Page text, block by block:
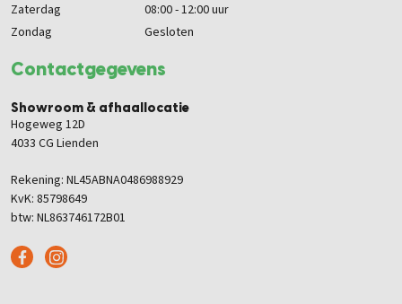
Contactgegevens
Showroom & afhaallocatie
Hogeweg 12D
4033 CG Lienden
Rekening: NL45ABNA0486988929
KvK: 85798649
btw: NL863746172B01
Zaterdag
08:00 - 12:00 uur
Zondag
Gesloten